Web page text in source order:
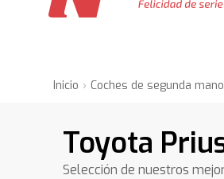
Inicio Coches de segunda mano
Toyota
Selección de nuestros